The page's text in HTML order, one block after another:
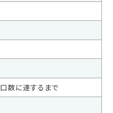
数に達するまで